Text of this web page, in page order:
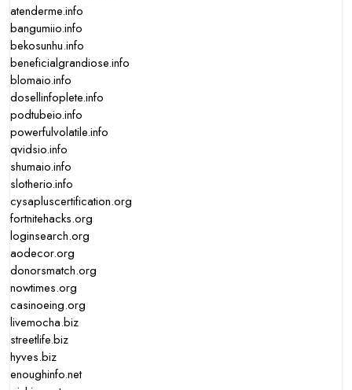
atenderme.info
bangumiio.info
bekosunhu.info
beneficialgrandiose.info
blomaio.info
dosellinfoplete.info
podtubeio.info
powerfulvolatile.info
qvidsio.info
shumaio.info
slotherio.info
cysapluscertification.org
fortnitehacks.org
loginsearch.org
aodecor.org
donorsmatch.org
nowtimes.org
casinoeing.org
livemocha.biz
streetlife.biz
hyves.biz
enoughinfo.net